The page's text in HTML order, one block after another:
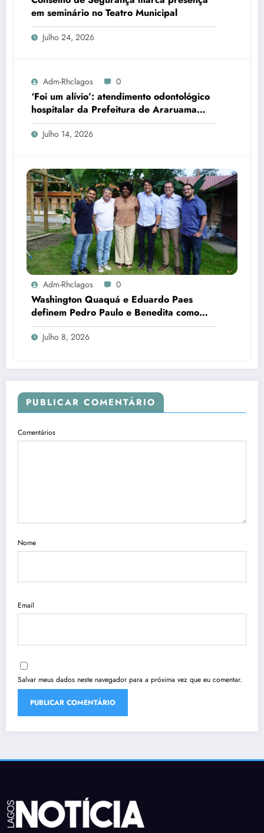
em seminário no Teatro Municipal
Julho 24, 2026
Adm-Rhclagos 0
‘Foi um alívio’: atendimento odontológico
hospitalar da Prefeitura de Araruama
transforma rotina de famílias atípicas
Julho 14, 2026
Adm-Rhclagos 0
Washington Quaquá e Eduardo Paes
definem Pedro Paulo e Benedita como
candidatos ao Senado no Rio
Julho 8, 2026
PUBLICAR COMENTÁRIO
Comentários
Nome
Email
Salvar meus dados neste navegador para a próxima vez que eu comentar.